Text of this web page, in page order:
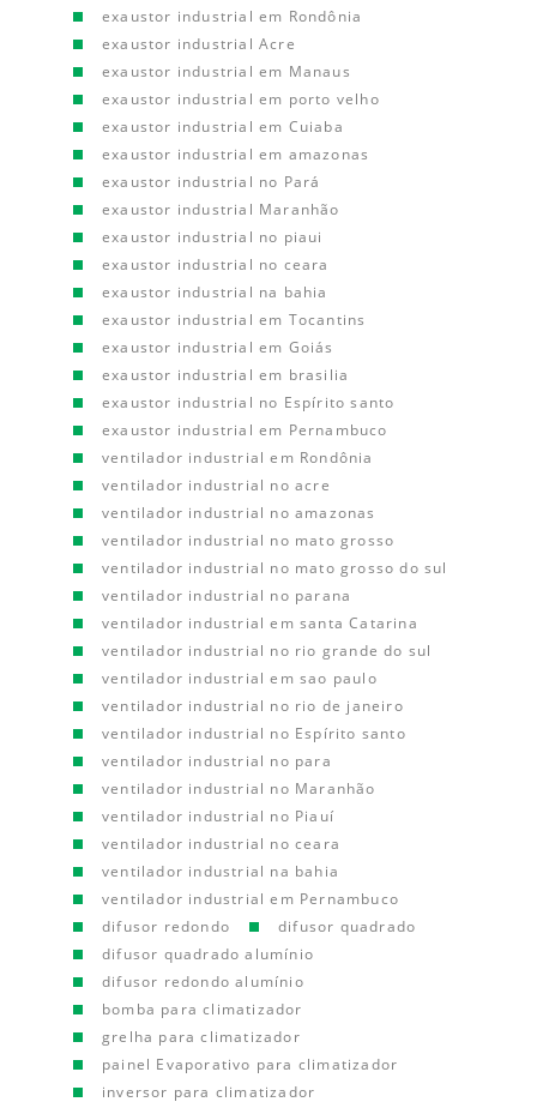
exaustor industrial em Rondônia
exaustor industrial Acre
exaustor industrial em Manaus
exaustor industrial em porto velho
exaustor industrial em Cuiaba
exaustor industrial em amazonas
exaustor industrial no Pará
exaustor industrial Maranhão
exaustor industrial no piaui
exaustor industrial no ceara
exaustor industrial na bahia
exaustor industrial em Tocantins
exaustor industrial em Goiás
exaustor industrial em brasilia
exaustor industrial no Espírito santo
exaustor industrial em Pernambuco
ventilador industrial em Rondônia
ventilador industrial no acre
ventilador industrial no amazonas
ventilador industrial no mato grosso
ventilador industrial no mato grosso do sul
ventilador industrial no parana
ventilador industrial em santa Catarina
ventilador industrial no rio grande do sul
ventilador industrial em sao paulo
ventilador industrial no rio de janeiro
ventilador industrial no Espírito santo
ventilador industrial no para
ventilador industrial no Maranhão
ventilador industrial no Piauí
ventilador industrial no ceara
ventilador industrial na bahia
ventilador industrial em Pernambuco
difusor redondo
difusor quadrado
difusor quadrado alumínio
difusor redondo alumínio
bomba para climatizador
grelha para climatizador
painel Evaporativo para climatizador
inversor para climatizador